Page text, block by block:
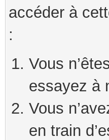
accéder à
:
Vous
essayez à
Vous
en train